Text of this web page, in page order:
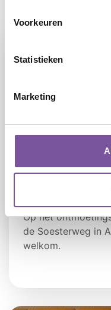
Voorkeuren
Statistieken
Marketing
Op het
de Soesterweg in
welkom.